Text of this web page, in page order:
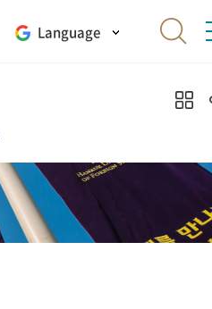
Language